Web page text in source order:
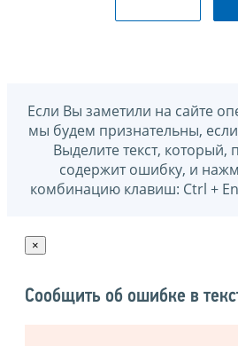
Если Вы заметили на сайте
мы будем признательны,
Выделите текст,
содержит ошибку, и
комбинацию клавиш: Ctrl +
×
Сообщить об ошибке в